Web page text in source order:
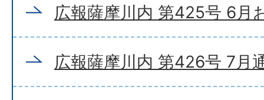
広報薩摩川内 第425号 6月
広報薩摩川内 第426号 7月